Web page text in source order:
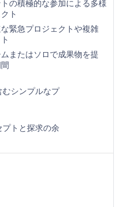
の積極的な参加による多様
ト
緊急プロジェクトや複雑
またはソロで成果物を提
シンプルなプ
トと探求の余